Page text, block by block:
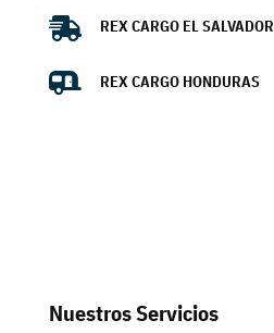
 REX CARGO EL SALVADOR
 REX CARGO HONDURAS
Nuestros Servicios